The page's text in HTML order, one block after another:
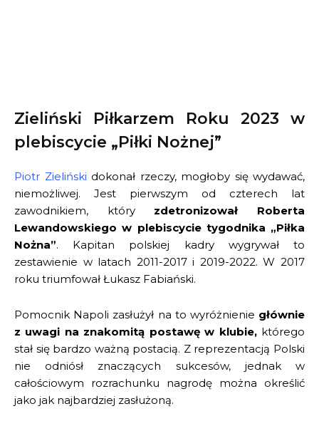
Zieliński Piłkarzem Roku 2023 w
plebiscycie „Piłki Nożnej”
Piotr Zieliński dokonał rzeczy, mogłoby się wydawać,
niemożliwej. Jest pierwszym od czterech lat
zawodnikiem, który zdetronizował Roberta
Lewandowskiego w plebiscycie tygodnika „Piłka
Nożna”. Kapitan polskiej kadry wygrywał to
zestawienie w latach 2011-2017 i 2019-2022. W 2017
roku triumfował Łukasz Fabiański.
Pomocnik Napoli zasłużył na to wyróżnienie głównie
z uwagi na znakomitą postawę w klubie,którego
stał się bardzo ważną postacią. Z reprezentacją Polski
nie odniósł znaczących sukcesów, jednak w
całościowym rozrachunku nagrodę można określić
jako jak najbardziej zasłużoną.